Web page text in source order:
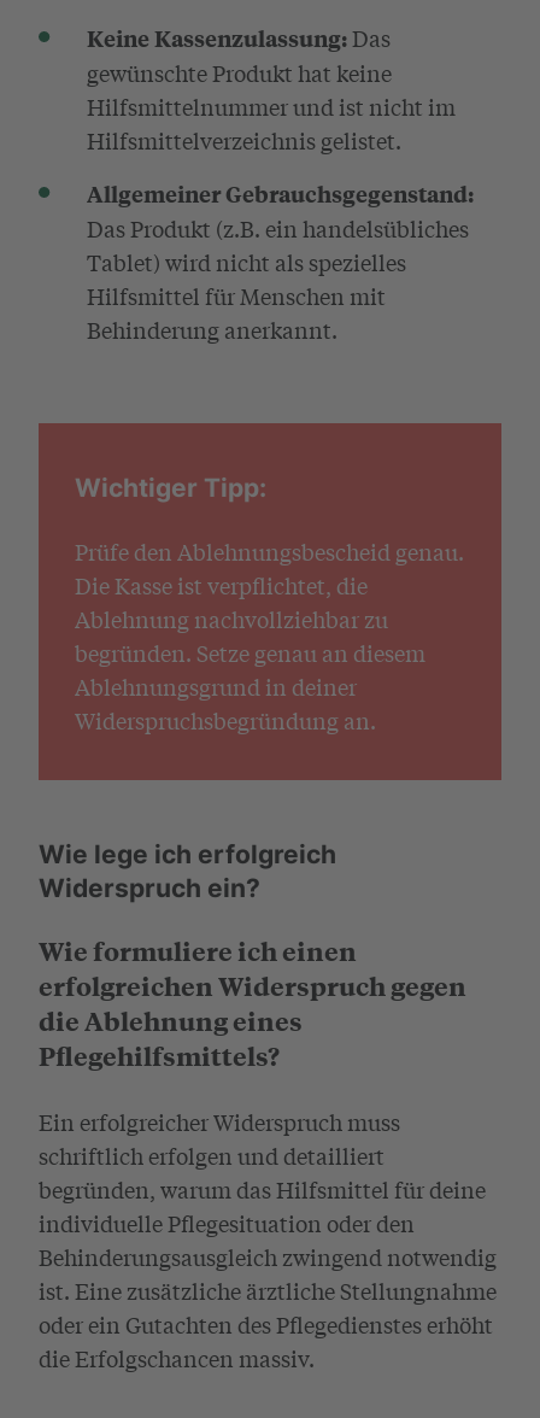
Keine Kassenzulassung:Das
gewünschte Produkt hat keine
Hilfsmittelnummer und ist nicht im
Hilfsmittelverzeichnis gelistet.
Allgemeiner Gebrauchsgegenstand:
Das Produkt (z.B. ein handelsübliches
Tablet) wird nicht als spezielles
Hilfsmittel für Menschen mit
Behinderung anerkannt.
Wichtiger Tipp:
Prüfe den Ablehnungsbescheid genau.
Die Kasse ist verpflichtet, die
Ablehnung nachvollziehbar zu
begründen. Setze genau an diesem
Ablehnungsgrund in deiner
Widerspruchsbegründung an.
Wie lege ich erfolgreich
Widerspruch ein?
Wie formuliere ich einen
erfolgreichen Widerspruch gegen
die Ablehnung eines
Pflegehilfsmittels?
Ein erfolgreicher Widerspruch muss
schriftlich erfolgen und detailliert
begründen, warum das Hilfsmittel für deine
individuelle Pflegesituation oder den
Behinderungsausgleich zwingend notwendig
ist. Eine zusätzliche ärztliche Stellungnahme
oder ein Gutachten des Pflegedienstes erhöht
die Erfolgschancen massiv.